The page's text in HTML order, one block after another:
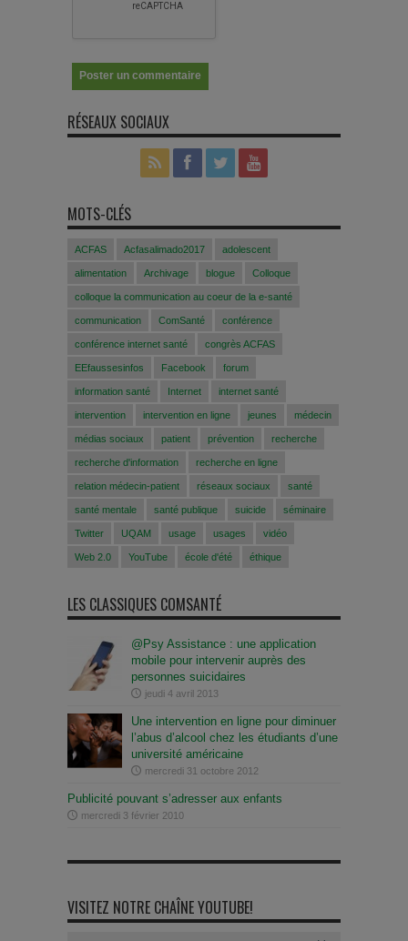
RÉSEAUX SOCIAUX
MOTS-CLÉS
ACFAS Acfasalimado2017 adolescent
alimentation Archivage blogue Colloque
colloque la communication au coeur de la e-santé
communication ComSanté conférence
conférence internet santé congrès ACFAS
EEfaussesinfos Facebook forum
information santé Internet internet santé
intervention intervention en ligne jeunes médecin
médias sociaux patient prévention recherche
recherche d'information recherche en ligne
relation médecin-patient réseaux sociaux santé
santé mentale santé publique suicide séminaire
Twitter UQAM usage usages vidéo
Web 2.0 YouTube école d'été éthique
LES CLASSIQUES COMSANTÉ
@Psy Assistance : une application
mobile pour intervenir auprès des
personnes suicidaires
jeudi 4 avril 2013
Une intervention en ligne pour diminuer
l’abus d’alcool chez les étudiants d’une
université américaine
mercredi 31 octobre 2012
Publicité pouvant s’adresser aux enfants
mercredi 3 février 2010
VISITEZ NOTRE CHAÎNE YOUTUBE!